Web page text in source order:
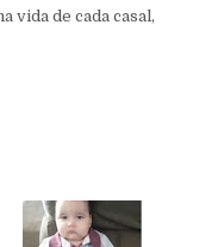
vida de cada casal,